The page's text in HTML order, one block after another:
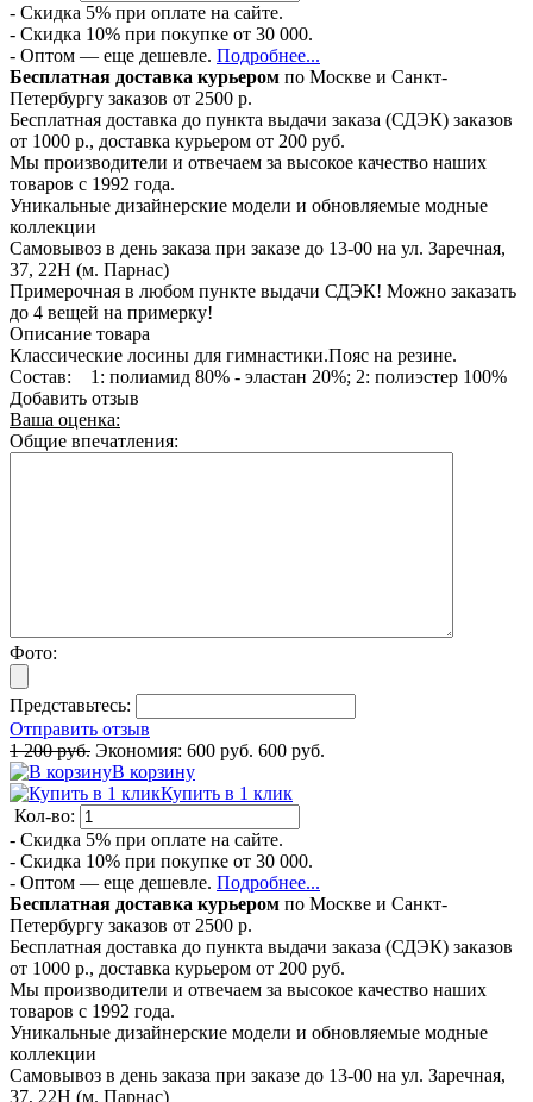
- Скидка 5% при оплате на сайте.
- Скидка 10% при покупке от 30 000.
- Оптом — еще дешевле. Подробнее...
Бесплатная доставка курьером по Москве и Санкт-
Петербургу заказов от 2500 р.
Бесплатная доставка до пункта выдачи заказа (СДЭК) заказов
от 1000 р., доставка курьером от 200 руб.
Мы производители и отвечаем за высокое качество наших
товаров с 1992 года.
Уникальные дизайнерские модели и обновляемые модные
коллекции
Самовывоз в день заказа при заказе до 13-00 на ул. Заречная,
37, 22Н (м. Парнас)
Примерочная в любом пункте выдачи СДЭК! Можно заказать
до 4 вещей на примерку!
Описание товара
Классические лосины для гимнастики.Пояс на резине.
Состав: 1: полиамид 80% - эластан 20%; 2: полиэстер 100%
Добавить отзыв
Ваша оценка:
Общие впечатления:
Фото:
Представьтесь:
Отправить отзыв
1 200 руб. Экономия: 600 руб. 600 руб.
В корзину
Купить в 1 клик
Кол-во:
- Скидка 5% при оплате на сайте.
- Скидка 10% при покупке от 30 000.
- Оптом — еще дешевле. Подробнее...
Бесплатная доставка курьером по Москве и Санкт-
Петербургу заказов от 2500 р.
Бесплатная доставка до пункта выдачи заказа (СДЭК) заказов
от 1000 р., доставка курьером от 200 руб.
Мы производители и отвечаем за высокое качество наших
товаров с 1992 года.
Уникальные дизайнерские модели и обновляемые модные
коллекции
Самовывоз в день заказа при заказе до 13-00 на ул. Заречная,
37, 22Н (м. Парнас)